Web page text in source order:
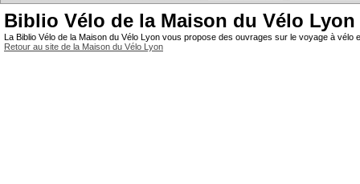
Biblio Vélo de la Maison du Vélo Lyon
La Biblio Vélo de la Maison du Vélo Lyon vous propose des ouvrages sur le voyage à
Retour au site de la Maison du Vélo Lyon